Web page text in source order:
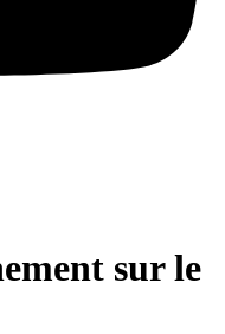
sur le